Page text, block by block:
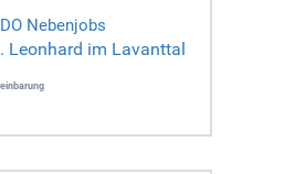
Nebenjobs
Leonhard im Lavanttal